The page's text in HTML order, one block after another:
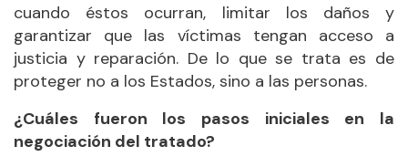
cuando éstos ocurran, limitar los daños y
garantizar que las víctimas tengan acceso a
justicia y reparación. De lo que se trata es de
proteger no a los Estados, sino a las personas.
¿Cuáles fueron los pasos iniciales en la
negociación del tratado?